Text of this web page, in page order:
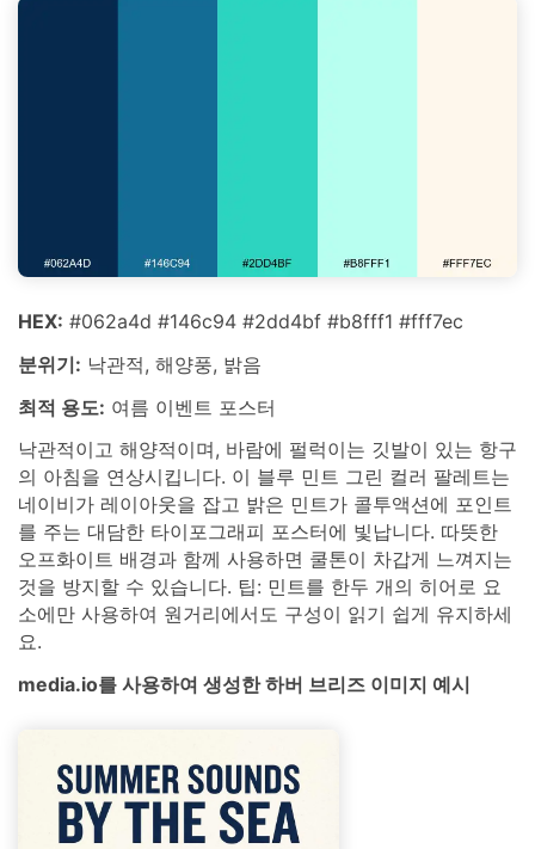
HEX: #062a4d #146c94 #2dd4bf #b8fff1 #fff7ec
분위기: 낙관적, 해양풍, 밝음
최적 용도: 여름 이벤트 포스터
낙관적이고 해양적이며, 바람에 펄럭이는 깃발이 있는 항구
의 아침을 연상시킵니다. 이 블루 민트 그린 컬러 팔레트는
네이비가 레이아웃을 잡고 밝은 민트가 콜투액션에 포인트
를 주는 대담한 타이포그래피 포스터에 빛납니다. 따뜻한
오프화이트 배경과 함께 사용하면 쿨톤이 차갑게 느껴지는
것을 방지할 수 있습니다. 팁: 민트를 한두 개의 히어로 요
소에만 사용하여 원거리에서도 구성이 읽기 쉽게 유지하세
요.
media.io를 사용하여 생성한 하버 브리즈 이미지 예시